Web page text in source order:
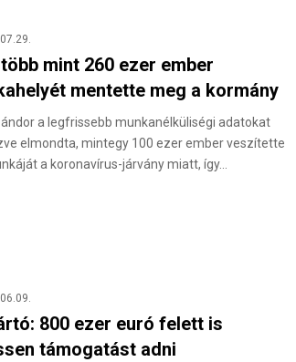
mint 260 ezer ember
mentette meg a kormány
a legfrissebb munkanélküliségi adatokat
elmondta, mintegy 100 ezer ember veszítette
a koronavírus-járvány miatt, így…
800 ezer euró felett is
támogatást adni